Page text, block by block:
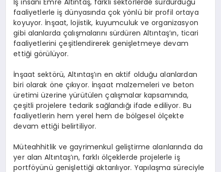
faaliyetlerle iş dünyasında çok yönlü bir profil ortaya
koyuyor. İnşaat, lojistik, kuyumculuk ve organizasyon
gibi alanlarda çalışmalarını sürdüren Altıntaş’ın, ticari
faaliyetlerini çeşitlendirerek genişletmeye devam
ettiği görülüyor.
İnşaat sektörü, Altıntaş’ın en aktif olduğu alanlardan
biri olarak öne çıkıyor. İnşaat malzemeleri ve beton
üretimi üzerine yürütülen çalışmalar kapsamında,
çeşitli projelere tedarik sağlandığı ifade ediliyor. Bu
faaliyetlerin hem yerel hem de bölgesel ölçekte
devam ettiği belirtiliyor.
Müteahhitlik ve gayrimenkul geliştirme alanlarında da
yer alan Altıntaş’ın, farklı ölçeklerde projelerle iş
portföyünü genişlettiği aktarılıyor. Yapılaşma süreciyle